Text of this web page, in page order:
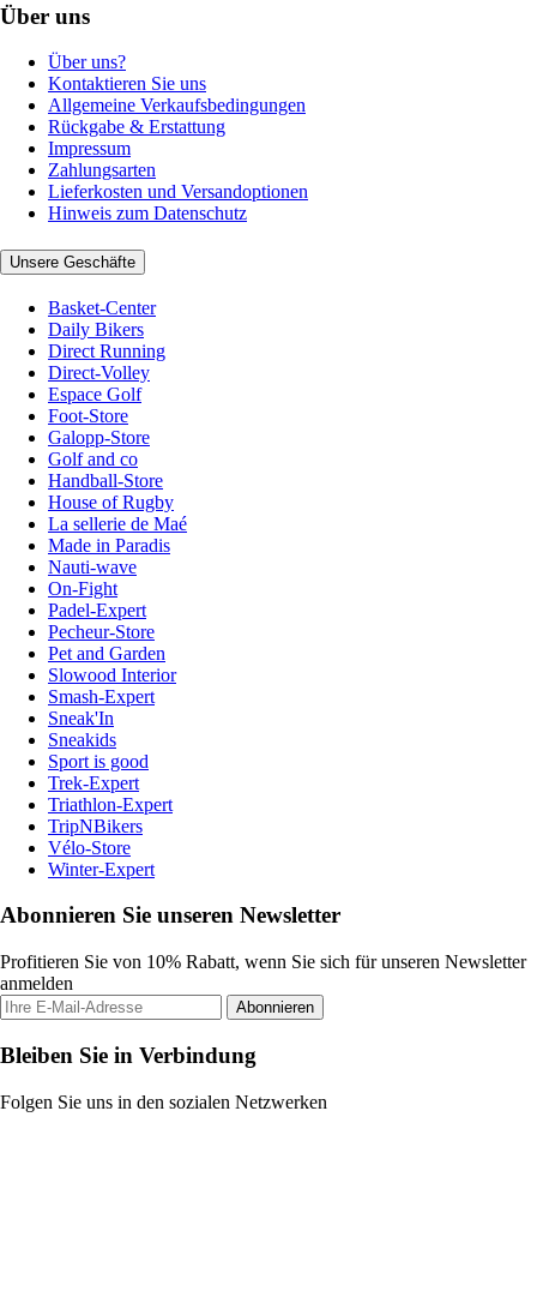
Über uns
Über uns?
Kontaktieren Sie uns
Allgemeine Verkaufsbedingungen
Rückgabe & Erstattung
Impressum
Zahlungsarten
Lieferkosten und Versandoptionen
Hinweis zum Datenschutz
Unsere Geschäfte
Basket-Center
Daily Bikers
Direct Running
Direct-Volley
Espace Golf
Foot-Store
Galopp-Store
Golf and co
Handball-Store
House of Rugby
La sellerie de Maé
Made in Paradis
Nauti-wave
On-Fight
Padel-Expert
Pecheur-Store
Pet and Garden
Slowood Interior
Smash-Expert
Sneak'In
Sneakids
Sport is good
Trek-Expert
Triathlon-Expert
TripNBikers
Vélo-Store
Winter-Expert
Abonnieren Sie unseren Newsletter
Profitieren Sie von 10% Rabatt, wenn Sie sich für unseren Newsletter
anmelden
Abonnieren
Bleiben Sie in Verbindung
Folgen Sie uns in den sozialen Netzwerken